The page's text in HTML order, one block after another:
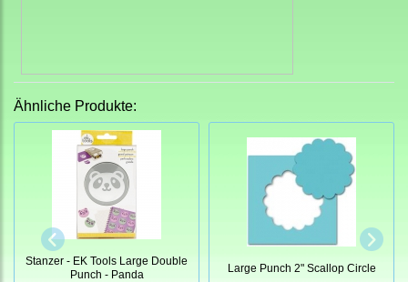
Ähnliche Produkte:
Stanzer - EK Tools Large Double
Punch - Panda
Large Punch 2" Scallop Circle